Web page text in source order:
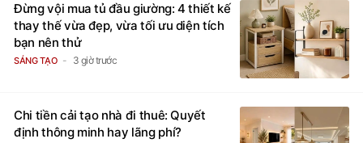
Đừng vội mua tủ đầu giường: 4 thiết kế
thay thế vừa đẹp, vừa tối ưu diện tích
bạn nên thử
SÁNG TẠO 3 giờ trước
Chi tiền cải tạo nhà đi thuê: Quyết
định thông minh hay lãng phí?